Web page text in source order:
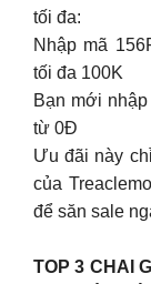
tối đa:
Nhập mã
tối đa 100K
Bạn mới
từ 0Đ
Ưu đãi này
của
để săn sale
TOP 3 CHAI